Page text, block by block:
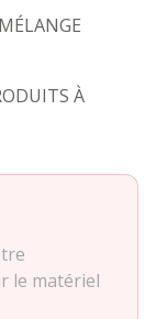
À
le matériel